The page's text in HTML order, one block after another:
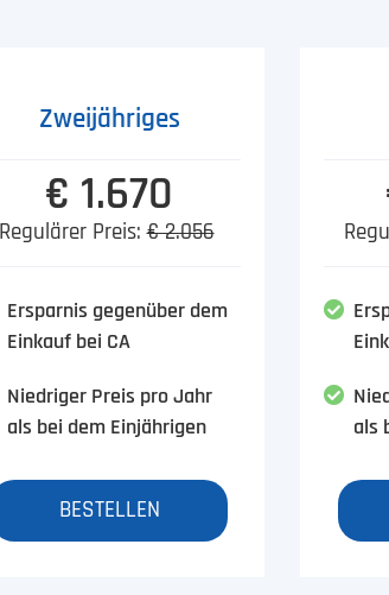
Zweijähriges
€ 1.670
Regulärer Preis:€ 2.056
Ersparnis gegenüber dem
Einkauf bei CA
Niedriger Preis pro Jahr
als bei dem Einjährigen
BESTELLEN
als